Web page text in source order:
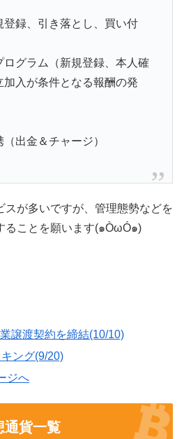
登録、引き落とし、買い付
ログラム（新規登録、本人確
入が条件となる報酬の発
出金＆チャージ）
スが多いですが、管理態勢などを
ることを願います(๑ÒωÓ๑)
譲渡契約を締結(10/10)
ング(9/20)
ジへ
通貨一覧